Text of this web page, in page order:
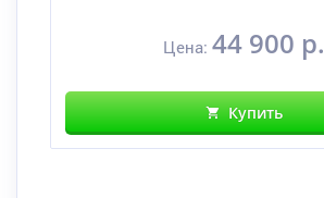
Цена: 44 900 р.
Купить